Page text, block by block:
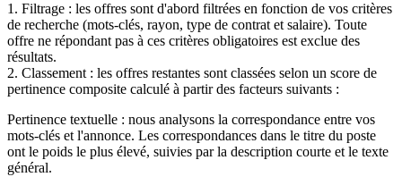
1. Filtrage : les offres sont d'abord filtrées en fonction de vos critères
de recherche (mots-clés, rayon, type de contrat et salaire). Toute
offre ne répondant pas à ces critères obligatoires est exclue des
résultats.
2. Classement : les offres restantes sont classées selon un score de
pertinence composite calculé à partir des facteurs suivants :
Pertinence textuelle : nous analysons la correspondance entre vos
mots-clés et l'annonce. Les correspondances dans le titre du poste
ont le poids le plus élevé, suivies par la description courte et le texte
général.